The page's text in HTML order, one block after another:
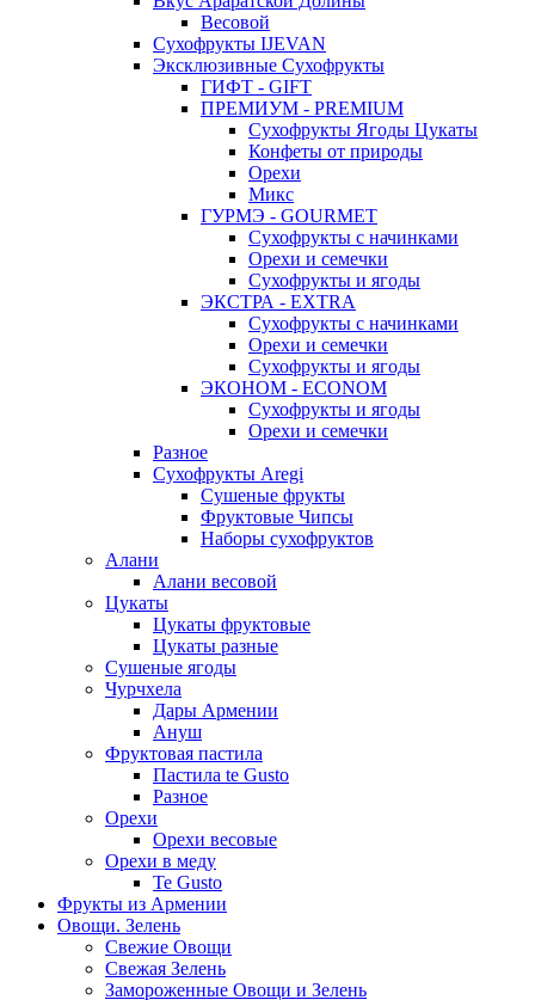
Весовой
Сухофрукты IJEVAN
Эксклюзивные Сухофрукты
ГИФТ - GIFT
ПРЕМИУМ - PREMIUM
Сухофрукты Ягоды Цукаты
Конфеты от природы
Орехи
Микс
ГУРМЭ - GOURMET
Сухофрукты с начинками
Орехи и семечки
Сухофрукты и ягоды
ЭКСТРА - EXTRA
Сухофрукты с начинками
Орехи и семечки
Сухофрукты и ягоды
ЭКОНОМ - ECONOM
Сухофрукты и ягоды
Орехи и семечки
Разное
Сухофрукты Aregi
Сушеные фрукты
Фруктовые Чипсы
Наборы сухофруктов
Алани
Алани весовой
Цукаты
Цукаты фруктовые
Цукаты разные
Сушеные ягоды
Чурчхела
Дары Армении
Ануш
Фруктовая пастила
Пастила te Gusto
Разное
Орехи
Орехи весовые
Орехи в меду
Te Gusto
Фрукты из Армении
Овощи. Зелень
Свежие Овощи
Свежая Зелень
Замороженные Овощи и Зелень